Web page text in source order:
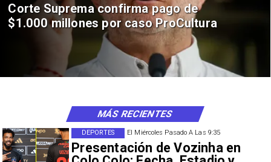
Corte Suprema confirma pago de
$1.000 millones por caso ProCultura
El Miércoles Pasado A Las 9:35
Presentación de Vozinha en
DEPORTES
MÁS RECIENTES